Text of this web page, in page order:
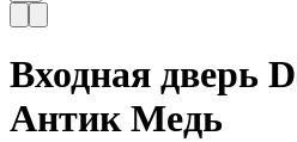
Входная дверь
Антик Медь